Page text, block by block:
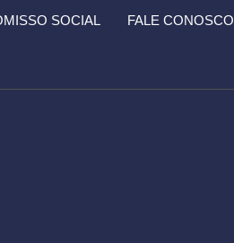
SOCIAL FALE CONOSCO